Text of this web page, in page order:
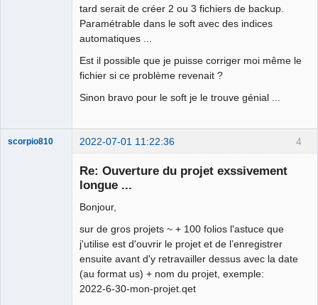
tard serait de créer 2 ou 3 fichiers de backup.
Paramétrable dans le soft avec des indices
automatiques ...
Est il possible que je puisse corriger moi même le
fichier si ce problème revenait ?
Sinon bravo pour le soft je le trouve génial ...
4
scorpio810 2022-07-01 11:22:36
Re: Ouverture du projet exssivement
longue ...
Bonjour,
sur de gros projets ~ + 100 folios l'astuce que
j'utilise est d'ouvrir le projet et de l’enregistrer
ensuite avant d'y retravailler dessus avec la date
(au format us) + nom du projet, exemple:
2022-6-30-mon-projet.qet